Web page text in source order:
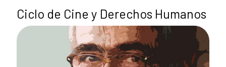
Ciclo de Cine y Derechos Humanos